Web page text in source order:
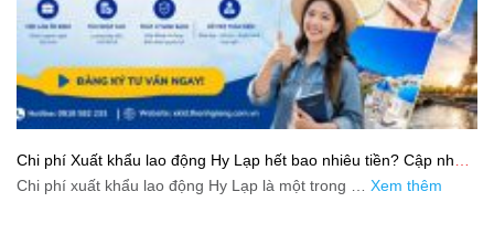
Chi phí Xuất khẩu lao động Hy Lạp hết bao nhiêu tiền? Cập nhật
mới nhất 2026
Chi phí xuất khẩu lao động Hy Lạp là một trong … Xem thêm